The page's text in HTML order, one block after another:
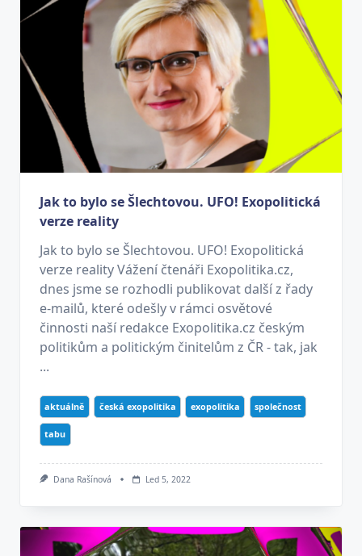
Jak to bylo se Šlechtovou. UFO! Exopolitická
verze reality
Jak to bylo se Šlechtovou. UFO! Exopolitická
verze reality Vážení čtenáři Exopolitika.cz,
dnes jsme se rozhodli publikovat další z řady
e-mailů, které odešly v rámci osvětové
činnosti naší redakce Exopolitika.cz českým
politikům a politickým činitelům z ČR - tak, jak
...
aktuálně česká exopolitika exopolitika společnost
tabu
Dana Rašínová Led 5, 2022